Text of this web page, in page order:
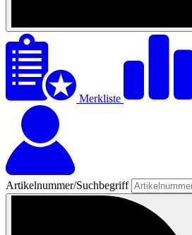
Merkliste
Artikelnummer/Suchbegriff